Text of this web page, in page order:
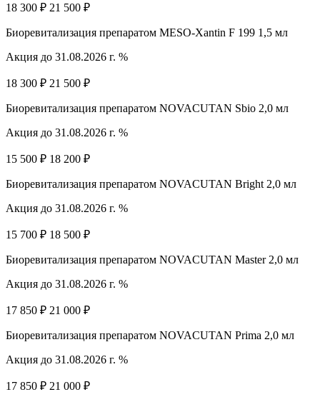
18 300 ₽ 21 500 ₽
Биоревитализация препаратом MESO-Xantin F 199 1,5 мл
Акция до 31.08.2026 г. %
18 300 ₽ 21 500 ₽
Биоревитализация препаратом NOVACUTAN Sbio 2,0 мл
Акция до 31.08.2026 г. %
15 500 ₽ 18 200 ₽
Биоревитализация препаратом NOVACUTAN Bright 2,0 мл
Акция до 31.08.2026 г. %
15 700 ₽ 18 500 ₽
Биоревитализация препаратом NOVACUTAN Master 2,0 мл
Акция до 31.08.2026 г. %
17 850 ₽ 21 000 ₽
Биоревитализация препаратом NOVACUTAN Prima 2,0 мл
Акция до 31.08.2026 г. %
17 850 ₽ 21 000 ₽